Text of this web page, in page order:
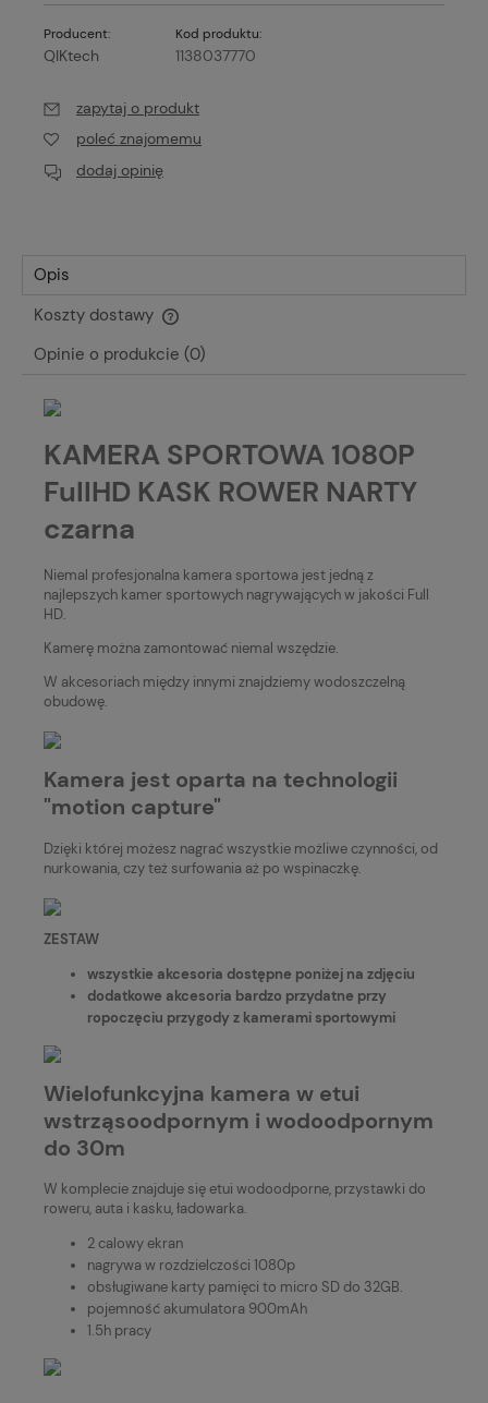
Producent:
QIKtech
Kod produktu:
1138037770
zapytaj o produkt
poleć znajomemu
dodaj opinię
Opis
Koszty dostawy
Cena nie zawiera ewentualnych kosztów płatności
Opinie o produkcie (0)
KAMERA SPORTOWA 1080P
FullHD KASK ROWER NARTY
czarna
Niemal profesjonalna kamera sportowa jest jedną z
najlepszych kamer sportowych nagrywających w jakości Full
HD.
Kamerę można zamontować niemal wszędzie.
W akcesoriach między innymi znajdziemy wodoszczelną
obudowę.
Kamera jest oparta na technologii
"motion capture"
Dzięki której możesz nagrać wszystkie możliwe czynności, od
nurkowania, czy też surfowania aż po wspinaczkę.
ZESTAW
wszystkie akcesoria dostępne poniżej na zdjęciu
dodatkowe akcesoria bardzo przydatne przy
ropoczęciu przygody z kamerami sportowymi
Wielofunkcyjna kamera w etui
wstrząsoodpornym i wodoodpornym
do 30m
W komplecie znajduje się etui wodoodporne, przystawki do
roweru, auta i kasku, ładowarka.
2 calowy ekran
nagrywa w rozdzielczości 1080p
obsługiwane karty pamięci to micro SD do 32GB.
pojemność akumulatora 900mAh
1.5h pracy